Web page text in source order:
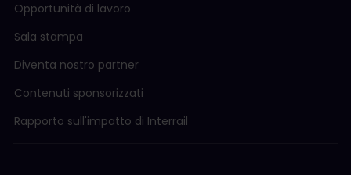
Opportunità di lavoro
Sala stampa
Diventa nostro partner
Contenuti sponsorizzati
Rapporto sull'impatto di Interrail